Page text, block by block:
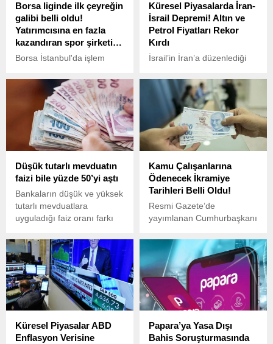
Borsa liginde ilk çeyreğin
galibi belli oldu!
Yatırımcısına en fazla
kazandıran spor şirketi…
Borsa İstanbul'da işlem
arasında hisseleri yılın ilk
çeyreğini yüzde 20
yükselişle tamamlayan
Beşiktaş, bu dönemde
yatırımcısına en fazla
kazandıran spor şirketi oldu.
Küresel Piyasalarda İran-
İsrail Depremi! Altın ve
Petrol Fiyatları Rekor
Kırdı
İsrail’in İran’a düzenlediği
balistik füze ile karşılık
vermesi, küresel finans
piyasalarında büyük
dalgalanmaya yol açtı.
Düşük tutarlı mevduatın
faizi bile yüzde 50’yi aştı
Bankaların düşük ve yüksek
tutarlı mevduatlara
uyguladığı faiz oranı farkı
çıkarken artık 4 puana
kadar geriledi. Düşük tutarlı
mevduata uygulanan faiz
yüzde 50’yi aştı. İşte 10 bin
liranın getirisi...
Kamu Çalışanlarına
Ödenecek İkramiye
Tarihleri Belli Oldu!
Resmi Gazete’de
yayımlanan Cumhurbaşkanı
kapsamına giren
kurumlarda çalışan kamu
görevlilerine 2025 yılında
verilecek ilave tediye
ödemelerinin tarihleri
açıklandı.
Küresel Piyasalar ABD
Enflasyon Verisine
Papara’ya Yasa Dışı
Bahis Soruşturmasında